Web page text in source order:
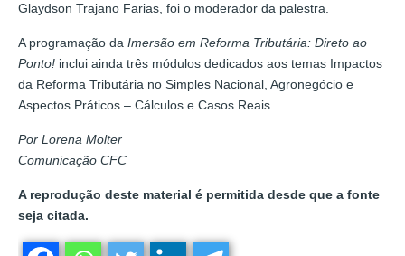
Glaydson Trajano Farias, foi o moderador da palestra.
A programação da Imersão em Reforma Tributária: Direto ao
Ponto! inclui ainda três módulos dedicados aos temas Impactos
da Reforma Tributária no Simples Nacional, Agronegócio e
Aspectos Práticos – Cálculos e Casos Reais.
Por Lorena Molter
Comunicação CFC
A reprodução deste material é permitida desde que a fonte
seja citada.